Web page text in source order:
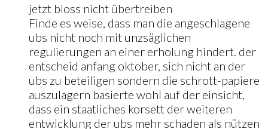
jetzt bloss nicht übertreiben
Finde es weise, dass man die angeschlagene
ubs nicht noch mit unzsäglichen
regulierungen an einer erholung hindert. der
entscheid anfang oktober, sich nicht an der
ubs zu beteiligen sondern die schrott-papiere
auszulagern basierte wohl auf der einsicht,
dass ein staatliches korsett der weiteren
entwicklung der ubs mehr schaden als nützen